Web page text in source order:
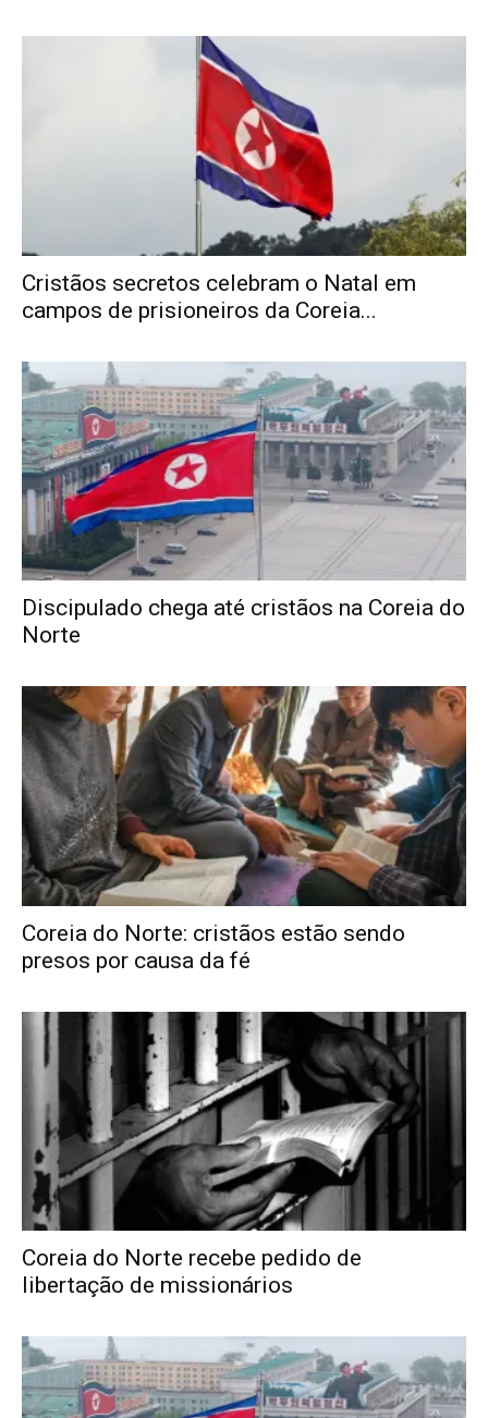
Cristãos secretos celebram o Natal em
campos de prisioneiros da Coreia...
Discipulado chega até cristãos na Coreia do
Norte
Coreia do Norte: cristãos estão sendo
presos por causa da fé
Coreia do Norte recebe pedido de
libertação de missionários